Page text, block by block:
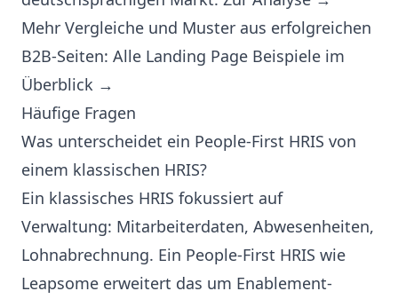
Mehr Vergleiche und Muster aus erfolgreichen
B2B-Seiten: Alle Landing Page Beispiele im
Überblick →
Häufige Fragen
Was unterscheidet ein People-First HRIS von
einem klassischen HRIS?
Ein klassisches HRIS fokussiert auf
Verwaltung: Mitarbeiterdaten, Abwesenheiten,
Lohnabrechnung. Ein People-First HRIS wie
Leapsome erweitert das um Enablement-